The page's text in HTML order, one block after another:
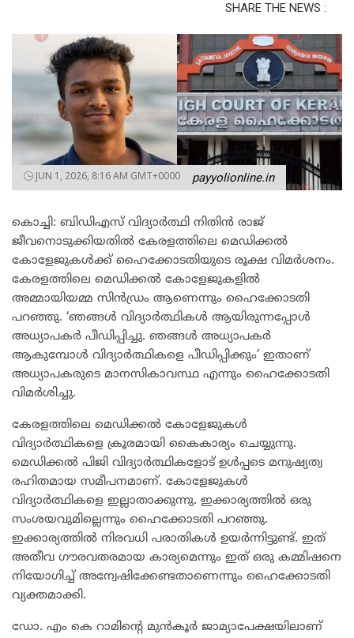
SHARE THE NEWS :
JUN 1, 2026, 8:16 AM GMT+0000 payyolionline.in
കൊച്ചി: ബിഡിഎസ് വിദ്യാർത്ഥി നിതിൻ രാജ്
ജീവനൊടുക്കിയതിൽ കേരളത്തിലെ മെഡിക്കൽ
കോളേജുകൾക്ക് ഹൈക്കോടതിയുടെ രൂക്ഷ വിമർശനം.
കേരളത്തിലെ മെഡിക്കൽ കോളേജുകളിൽ
അമ്മായിയമ്മ സിൻഡ്രം ആണെന്നും ഹൈക്കോടതി
പറഞ്ഞു. ‘ഞങ്ങൾ വിദ്യാർത്ഥികൾ ആയിരുന്നപ്പോൾ
അധ്യാപകർ പീഡിപ്പിച്ചു. ഞങ്ങൾ അധ്യാപകർ
ആകുമ്പോൾ വിദ്യാർത്ഥികളെ പീഡിപ്പിക്കും’ ഇതാണ്
അധ്യാപകരുടെ മാനസികാവസ്ഥ എന്നും ഹൈക്കോടതി
വിമർശിച്ചു.
കേരളത്തിലെ മെഡിക്കൽ കോളേജുകൾ
വിദ്യാർത്ഥികളെ ക്രൂരമായി കൈകാര്യം ചെയ്യുന്നു.
മെഡിക്കൽ പിജി വിദ്യാർത്ഥികളോട് ഉൾപ്പടെ മനുഷ്യത്വ
രഹിതമായ സമീപനമാണ്. കോളേജുകൾ
വിദ്യാർത്ഥികളെ ഇല്ലാതാക്കുന്നു. ഇക്കാര്യത്തിൽ ഒരു
സംശയവുമില്ലെന്നും ഹൈക്കോടതി പറഞ്ഞു.
ഇക്കാര്യത്തിൽ നിരവധി പരാതികൾ ഉയർന്നിട്ടുണ്ട്. ഇത്
അതീവ ഗൗരവതരമായ കാര്യമെന്നും ഇത് ഒരു കമ്മിഷനെ
നിയോഗിച്ച് അന്വേഷിക്കേണ്ടതാണെന്നും ഹൈക്കോടതി
വ്യക്തമാക്കി.
ഡോ. എം കെ റാമിന്റെ മുൻകൂർ ജാമ്യാപേക്ഷയിലാണ്